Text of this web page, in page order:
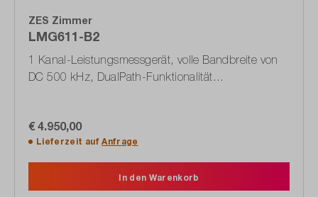
ZES Zimmer
LMG611-B2
1 Kanal-Leistungsmessgerät, volle Bandbreite von
DC 500 kHz, DualPath-Funktionalität
€ 4.950,00
Lieferzeit aufAnfrage
In den Warenkorb